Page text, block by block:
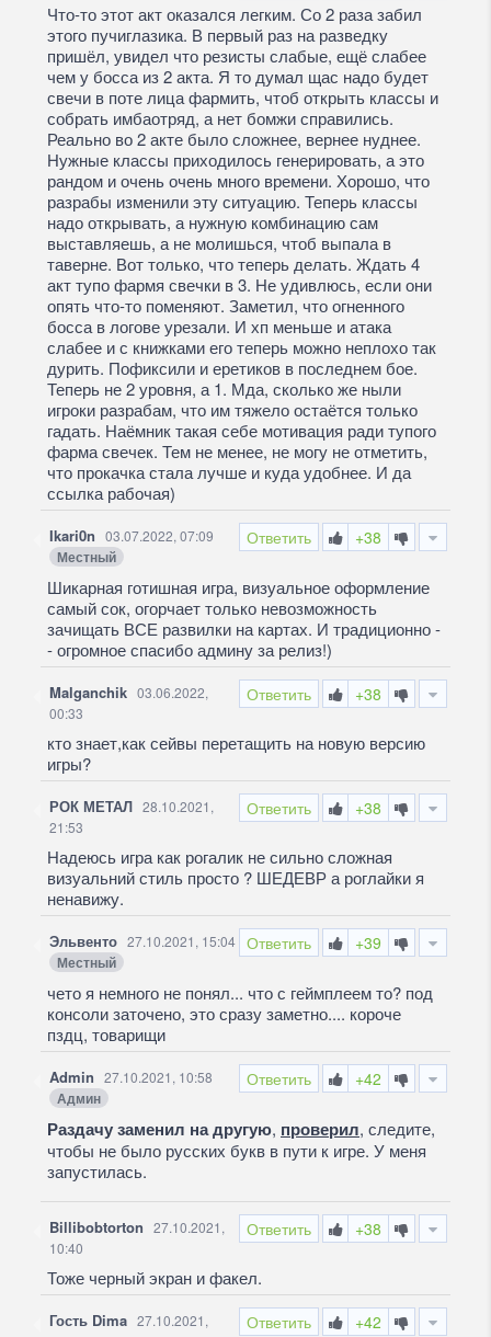
Что-то этот акт оказался легким. Со 2 раза забил
этого пучиглазика. В первый раз на разведку
пришёл, увидел что резисты слабые, ещё слабее
чем у босса из 2 акта. Я то думал щас надо будет
свечи в поте лица фармить, чтоб открыть классы и
собрать имбаотряд, а нет бомжи справились.
Реально во 2 акте было сложнее, вернее нуднее.
Нужные классы приходилось генерировать, а это
рандом и очень очень много времени. Хорошо, что
разрабы изменили эту ситуацию. Теперь классы
надо открывать, а нужную комбинацию сам
выставляешь, а не молишься, чтоб выпала в
таверне. Вот только, что теперь делать. Ждать 4
акт тупо фармя свечки в 3. Не удивлюсь, если они
опять что-то поменяют. Заметил, что огненного
босса в логове урезали. И хп меньше и атака
слабее и с книжками его теперь можно неплохо так
дурить. Пофиксили и еретиков в последнем бое.
Теперь не 2 уровня, а 1. Мда, сколько же ныли
игроки разрабам, что им тяжело остаётся только
гадать. Наёмник такая себе мотивация ради тупого
фарма свечек. Тем не менее, не могу не отметить,
что прокачка стала лучше и куда удобнее. И да
ссылка рабочая)
Ответить +38
Ikari0n 03.07.2022, 07:09
Местный
Шикарная готишная игра, визуальное оформление
самый сок, огорчает только невозможность
зачищать ВСЕ развилки на картах. И традиционно -
- огромное спасибо админу за релиз!)
Ответить +38
Malganchik 03.06.2022,
00:33
кто знает,как сейвы перетащить на новую версию
игры?
Ответить +38
РОК МЕТАЛ 28.10.2021,
21:53
Надеюсь игра как рогалик не сильно сложная
визуальний стиль просто ? ШЕДЕВР а роглайки я
ненавижу.
Ответить +39
Эльвенто 27.10.2021, 15:04
Местный
чето я немного не понял... что с геймплеем то? под
консоли заточено, это сразу заметно.... короче
пздц, товарищи
Ответить +42
Admin 27.10.2021, 10:58
Админ
Раздачу заменил на другую, проверил, следите,
чтобы не было русских букв в пути к игре. У меня
запустилась.
Ответить +38
Billibobtorton 27.10.2021,
10:40
Тоже черный экран и факел.
Ответить +42
Гость Dima 27.10.2021,